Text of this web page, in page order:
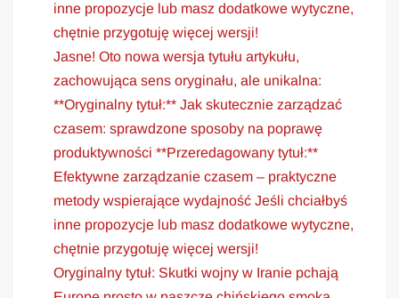
inne propozycje lub masz dodatkowe wytyczne,
chętnie przygotuję więcej wersji!
Jasne! Oto nowa wersja tytułu artykułu,
zachowująca sens oryginału, ale unikalna:
**Oryginalny tytuł:** Jak skutecznie zarządzać
czasem: sprawdzone sposoby na poprawę
produktywności **Przeredagowany tytuł:**
Efektywne zarządzanie czasem – praktyczne
metody wspierające wydajność Jeśli chciałbyś
inne propozycje lub masz dodatkowe wytyczne,
chętnie przygotuję więcej wersji!
Oryginalny tytuł: Skutki wojny w Iranie pchają